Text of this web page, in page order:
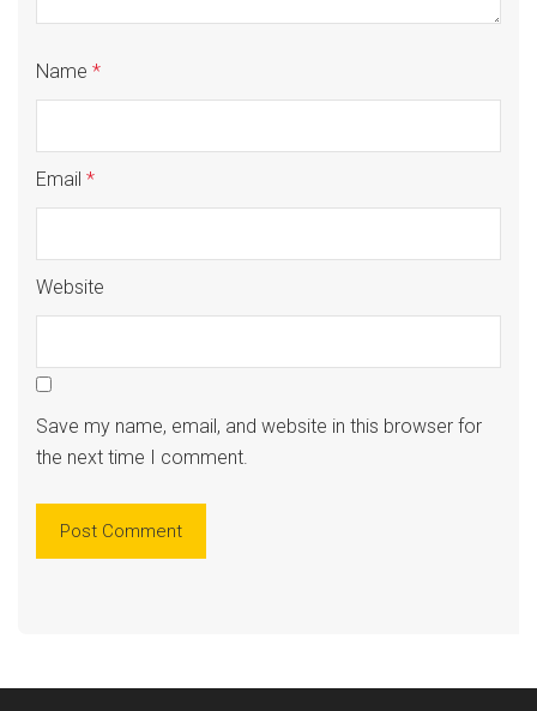
Name *
Email *
Website
Save my name, email, and website in this browser for
the next time I comment.